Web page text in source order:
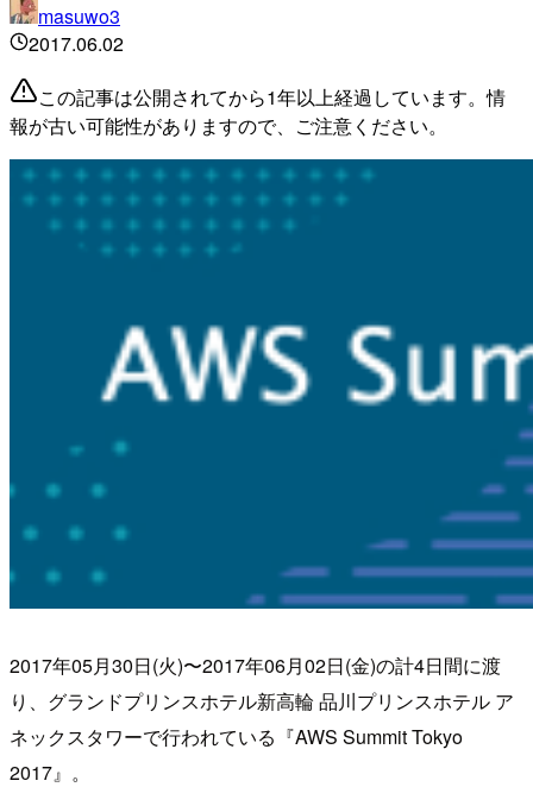
masuwo3
2017.06.02
この記事は公開されてから1年以上経過しています。情
報が古い可能性がありますので、ご注意ください。
2017年05月30日(火)〜2017年06月02日(金)の計4日間に渡
り、グランドプリンスホテル新高輪 品川プリンスホテル ア
ネックスタワーで行われている『AWS Summit Tokyo
2017』。